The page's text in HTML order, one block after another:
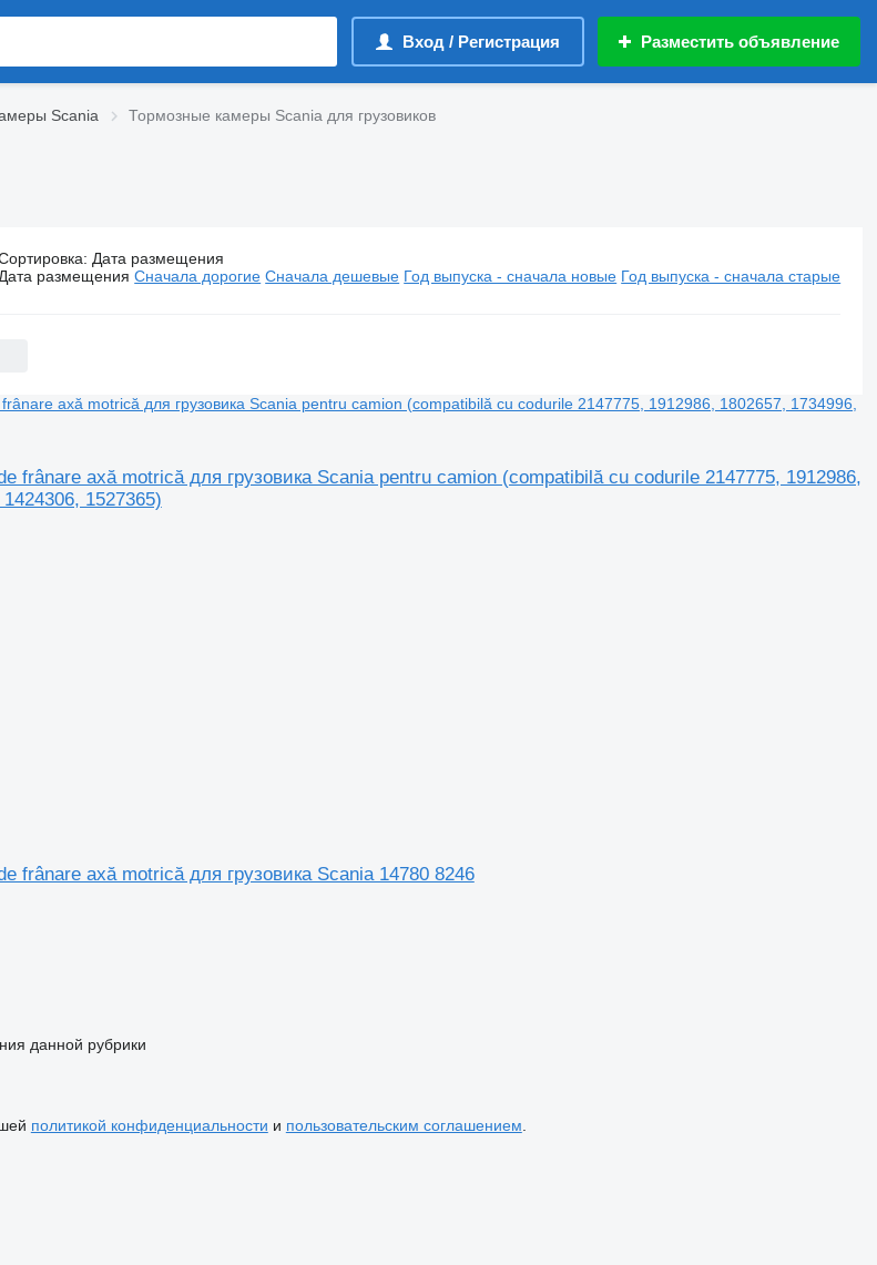
Вход / Регистрация Разместить объявление
Scania Тормозные камеры Scania для грузовиков
: Дата размещения
Дата размещения Сначала дорогие Сначала дешевые Год выпуска - сначала новые Год выпуска - сначала старые
frânare axă motrică для грузовика Scania pentru camion (compatibilă cu codurile 2147775, 1912986,
1527365)
frânare axă motrică для грузовика Scania 14780 8246
данной рубрики
политикой конфиденциальности и пользовательским соглашением